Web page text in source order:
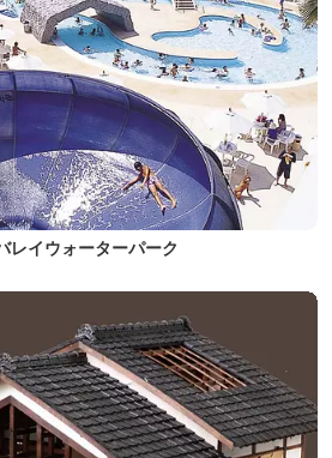
イウォーターパーク